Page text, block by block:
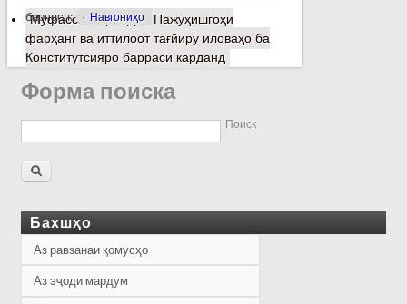
барчасп: Навгониҳо
Муфассалтаро Дар Пажуҳишгоҳи
фарҳанг ва иттилоот тағйиру иловаҳо ба
Конститутсияро баррасӣ карданд
Форма поиска
Поиск
Бахшҳо
Аз равзанаи қомусҳо
Аз эҷоди мардум